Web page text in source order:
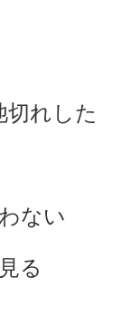
れした
ない
る